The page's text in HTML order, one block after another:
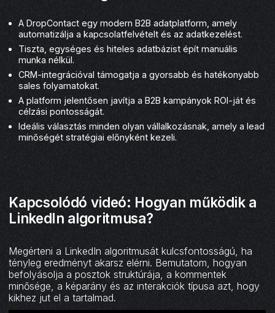
A DropContact egy modern B2B adatplatform, amely
automatizálja a kapcsolatfelvételt és az adatkezelést.
Tiszta, egységes és hiteles adatbázist épít manuális
munka nélkül.
CRM-integrációval támogatja a gyorsabb és hatékonyabb
sales folyamatokat.
A platform jelentősen javítja a B2B kampányok ROI-ját és
célzási pontosságát.
Ideális választás minden olyan vállalkozásnak, amely a lead
minőségét stratégiai előnyként kezeli.
Kapcsolódó videó: Hogyan működik a
LinkedIn algoritmusa?
Megérteni a LinkedIn algoritmusát kulcsfontosságú, ha
tényleg eredményt akarsz elérni. Bemutatom, hogyan
befolyásolja a posztok struktúrája, a kommentek
minősége, a képarány és az interakciók típusa azt, hogy
kikhez jut el a tartalmad.